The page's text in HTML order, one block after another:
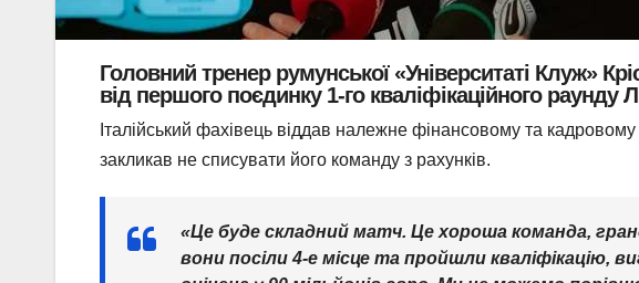
Головний тренер румунської «Університаті Клуж»
від першого поєдинку 1-го кваліфікаційного раунду
Італійський фахівець віддав належне фінансовому та
закликав не списувати його команду з рахунків.
«Це буде складний матч. Це хороша команда,
вони посіли 4-е місце та пройшли кваліфікацію,